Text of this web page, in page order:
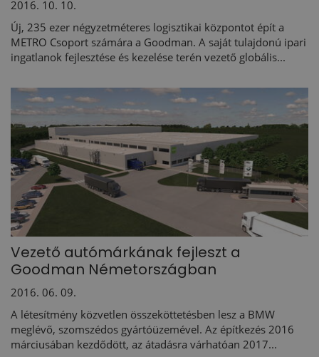
2016. 10. 10.
Új, 235 ezer négyzetméteres logisztikai központot épít a
METRO Csoport számára a Goodman. A saját tulajdonú ipari
ingatlanok fejlesztése és kezelése terén vezető globális...
Vezető autómárkának fejleszt a
Goodman Németországban
2016. 06. 09.
A létesítmény közvetlen összeköttetésben lesz a BMW
meglévő, szomszédos gyártóüzemével. Az építkezés 2016
márciusában kezdődött, az átadásra várhatóan 2017...